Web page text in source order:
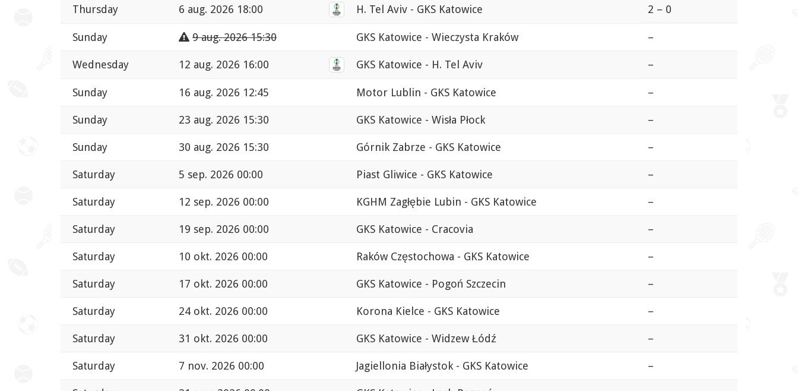
Thursday 6 aug. 2026 18:00 H. Tel Aviv - GKS Katowice 2 – 0
Sunday 9 aug. 2026 15:30 GKS Katowice - Wieczysta Kraków –
Wednesday 12 aug. 2026 16:00 GKS Katowice - H. Tel Aviv –
Sunday 16 aug. 2026 12:45 Motor Lublin - GKS Katowice –
Sunday 23 aug. 2026 15:30 GKS Katowice - Wisła Płock –
Sunday 30 aug. 2026 15:30 Górnik Zabrze - GKS Katowice –
Saturday 5 sep. 2026 00:00 Piast Gliwice - GKS Katowice –
Saturday 12 sep. 2026 00:00 KGHM Zagłębie Lubin - GKS Katowice –
Saturday 19 sep. 2026 00:00 GKS Katowice - Cracovia –
Saturday 10 okt. 2026 00:00 Raków Częstochowa - GKS Katowice –
Saturday 17 okt. 2026 00:00 GKS Katowice - Pogoń Szczecin –
Saturday 24 okt. 2026 00:00 Korona Kielce - GKS Katowice –
Saturday 31 okt. 2026 00:00 GKS Katowice - Widzew Łódź –
Saturday 7 nov. 2026 00:00 Jagiellonia Białystok - GKS Katowice –